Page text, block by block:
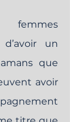
femmes
un
que
avoir